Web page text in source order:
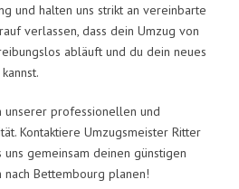
und halten uns strikt an vereinbarte
verlassen, dass dein Umzug von
abläuft und du dein neues
professionellen und
Kontaktiere Umzugsmeister Ritter
gemeinsam deinen günstigen
Bettembourg planen!